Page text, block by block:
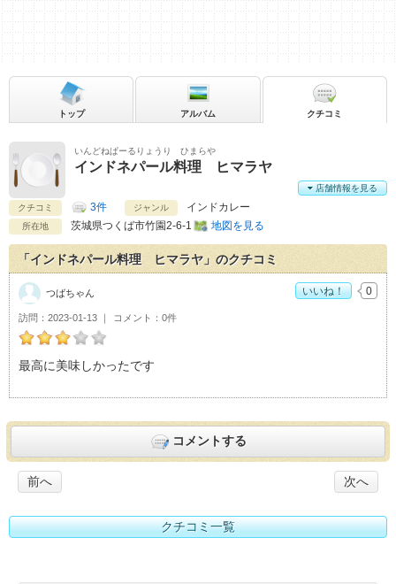
いんどねぱーるりょうり ひまらや
インドネパール料理 ヒマラヤ
クチコミ 3件 ジャンル インドカレー
所在地 茨城県つくば市竹園2-6-1 地図を見る
店舗情報を見る
トップ アルバム クチコミ
「インドネパール料理 ヒマラヤ」のクチコミ
つばちゃんのインドネパール料理 ヒマラヤおすすめ度：
最高に美味しかったです
訪問 2023-01-13 コメント 0件
つばちゃん いいね！ 0
コメントする
前へ 次へ
クチコミ一覧